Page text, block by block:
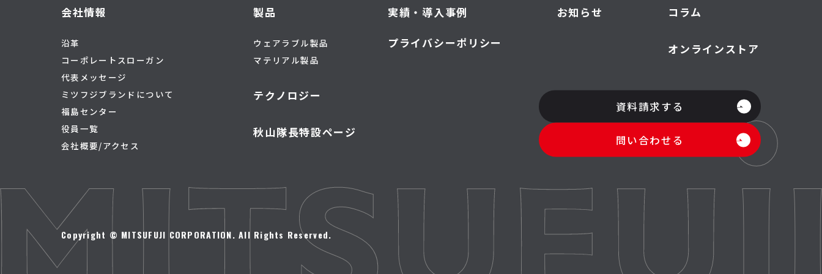
会社情報
沿革
コーポレートスローガン
代表メッセージ
ミツフジブランドについて
福島センター
役員一覧
会社概要/アクセス
製品
ウェアラブル製品
マテリアル製品
テクノロジー
秋山隊長特設ページ
実績・導入事例
プライバシーポリシー
お知らせ コラム
オンラインストア
資料請求する
問い合わせる
Copyright © MITSUFUJI CORPORATION. All Rights Reserved.